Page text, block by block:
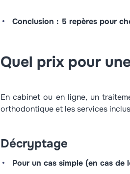
Conclusion : 5 repères pour
Quel prix pour
En cabinet ou en ligne, un
orthodontique et les services
Décryptage
Pour un cas simple (en cas